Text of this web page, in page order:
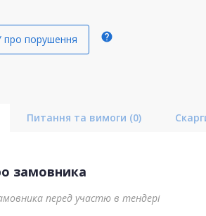
про порушення help
Питання та вимоги (0)
замовника
перед участю в тендері